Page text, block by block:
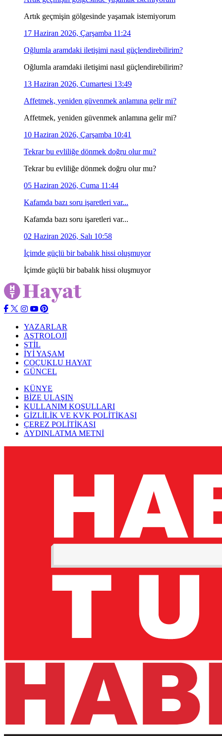
Artık geçmişin gölgesinde yaşamak istemiyorum
17 Haziran 2026, Çarşamba 11:24
Oğlumla aramdaki iletişimi nasıl güçlendirebilirim?
Oğlumla aramdaki iletişimi nasıl güçlendirebilirim?
13 Haziran 2026, Cumartesi 13:49
Affetmek, yeniden güvenmek anlamına gelir mi?
Affetmek, yeniden güvenmek anlamına gelir mi?
10 Haziran 2026, Çarşamba 10:41
Tekrar bu evliliğe dönmek doğru olur mu?
Tekrar bu evliliğe dönmek doğru olur mu?
05 Haziran 2026, Cuma 11:44
Kafamda bazı soru işaretleri var...
Kafamda bazı soru işaretleri var...
02 Haziran 2026, Salı 10:58
İçimde güçlü bir babalık hissi oluşmuyor
İçimde güçlü bir babalık hissi oluşmuyor
YAZARLAR
ASTROLOJİ
STİL
İYİ YAŞAM
ÇOÇUKLU HAYAT
GÜNCEL
KÜNYE
BİZE ULAŞIN
KULLANIM KOŞULLARI
GİZLİLİK VE KVK POLİTİKASI
ÇEREZ POLİTİKASI
AYDINLATMA METNİ